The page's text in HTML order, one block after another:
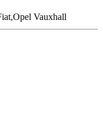
Vauxhall